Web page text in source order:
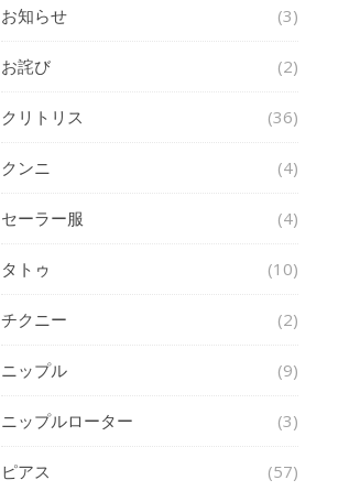
お知らせ (3)
お詫び (2)
クリトリス (36)
クンニ (4)
セーラー服 (4)
タトゥ (10)
チクニー (2)
ニップル (9)
ニップルローター (3)
ピアス (57)